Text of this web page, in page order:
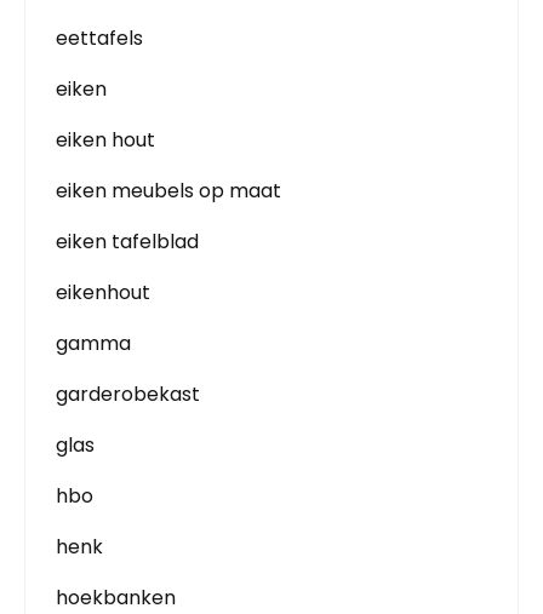
eettafels
eiken
eiken hout
eiken meubels op maat
eiken tafelblad
eikenhout
gamma
garderobekast
glas
hbo
henk
hoekbanken